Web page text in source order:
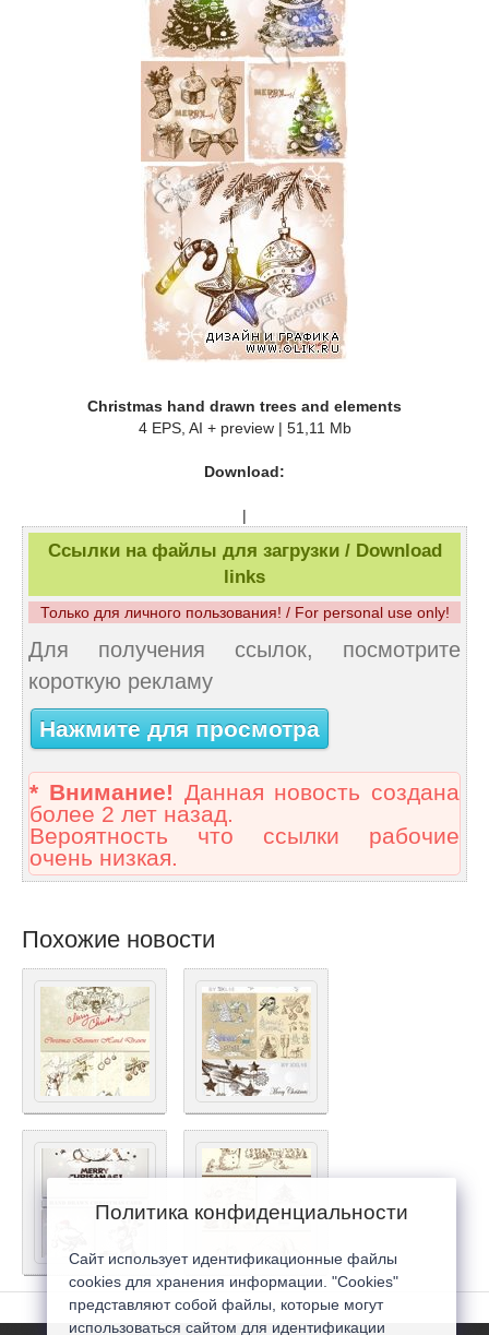
Christmas hand drawn trees and elements
4 EPS, AI + preview | 51,11 Mb
Download:
|
Ссылки на файлы для загрузки / Download
links
Только для личного пользования! / For personal use only!
Для получения ссылок, посмотрите
короткую рекламу
Нажмите для просмотра
* Внимание! Данная новость создана
более 2 лет назад.
Вероятность что ссылки рабочие
очень низкая.
Похожие новости
Политика конфиденциальности
Сайт использует идентификационные файлы
cookies для хранения информации. "Cookies"
представляют собой файлы, которые могут
использоваться сайтом для идентификации